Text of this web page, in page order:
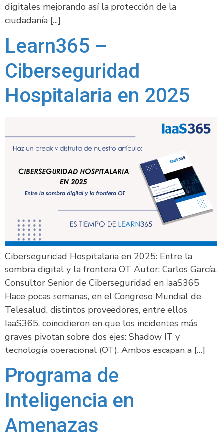
digitales mejorando así la protección de la
ciudadanía […]
Learn365 –
Ciberseguridad
Hospitalaria en 2025
Ciberseguridad Hospitalaria en 2025: Entre la
sombra digital y la frontera OT Autor: Carlos García,
Consultor Senior de Ciberseguridad en IaaS365
Hace pocas semanas, en el Congreso Mundial de
Telesalud, distintos proveedores, entre ellos
IaaS365, coincidieron en que los incidentes más
graves pivotan sobre dos ejes: Shadow IT y
tecnología operacional (OT). Ambos escapan a […]
Programa de
Inteligencia en
Amenazas